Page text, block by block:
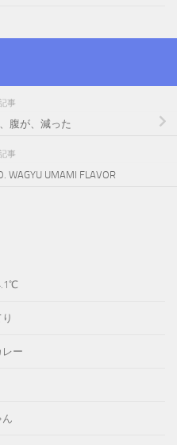
事
腹が、減った
事
WAGYU UMAMI FLAVOR
ー